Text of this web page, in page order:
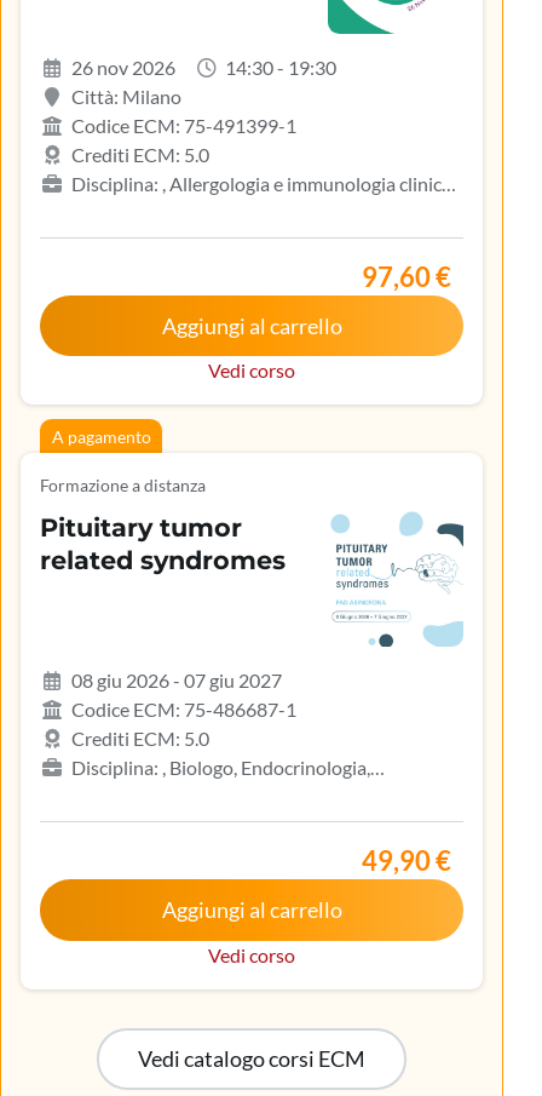
dermatologica
26 nov 2026
14:30 - 19:30
Città: Milano
Codice ECM: 75-491399-1
Crediti ECM: 5.0
Disciplina: , Allergologia e immunologia clinica,
Medicina del lavoro e sicurezza degli ambienti di
lavoro, Medicina generale (medici di famiglia)
97,60 €
Aggiungi al carrello
Vedi corso
A pagamento
Formazione a distanza
Pituitary tumor
related syndromes
08 giu 2026 - 07 giu 2027
Codice ECM: 75-486687-1
Crediti ECM: 5.0
Disciplina: , Biologo, Endocrinologia,
ostetricia, Infermiere, Infermiere pediatrico,
Iscritto nell’elenco speciale ad esaurimento,
Malattie metaboliche e diabetologia, Medicina
interna, Oncologia, Pediatria, Pediatria (Pediatri di
libera scelta), Tecnico sanitario di radiologia medica
49,90 €
Aggiungi al carrello
Vedi corso
Vedi catalogo corsi ECM